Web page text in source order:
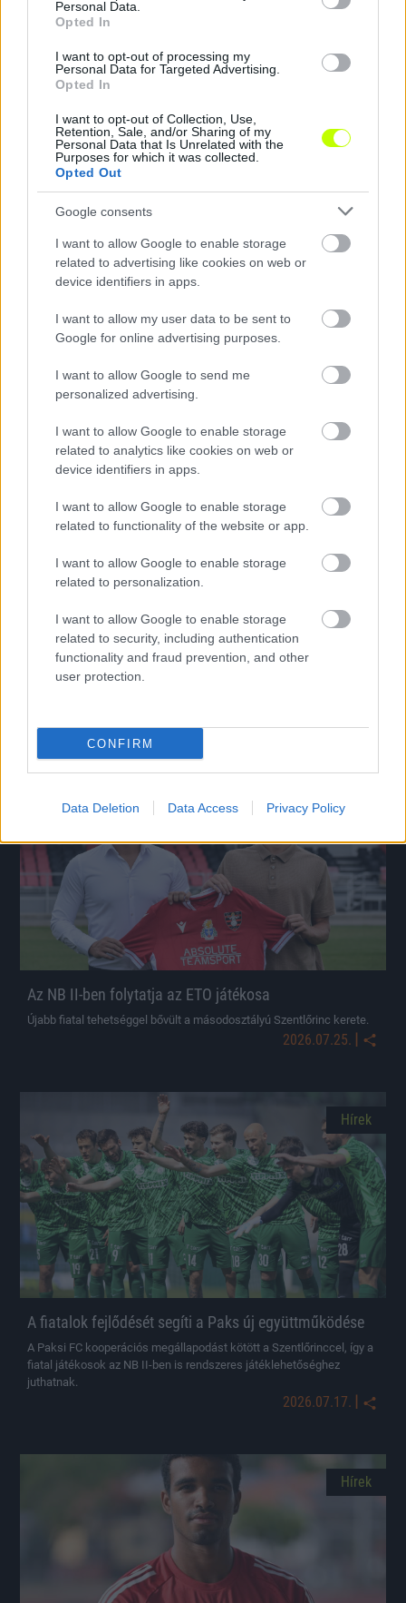
Personal Data.
Opted In
I want to opt-out of processing my
Personal Data for Targeted Advertising.
Opted In
I want to opt-out of Collection, Use,
Retention, Sale, and/or Sharing of my
Personal Data that Is Unrelated with the
Purposes for which it was collected.
Opted Out
Google consents
I want to allow Google to enable storage
related to advertising like cookies on web or
device identifiers in apps.
I want to allow my user data to be sent to
Google for online advertising purposes.
I want to allow Google to send me
personalized advertising.
I want to allow Google to enable storage
related to analytics like cookies on web or
device identifiers in apps.
I want to allow Google to enable storage
related to functionality of the website or app.
I want to allow Google to enable storage
related to personalization.
I want to allow Google to enable storage
related to security, including authentication
functionality and fraud prevention, and other
user protection.
CONFIRM
Data Deletion Data Access Privacy Policy
Hírek
Három meccs máris áldozatul esett az MLSZ rendkívüli
döntésének
Nem rendezik meg szombat este a DVTK–Szentlőrinc, és a
Mezőkövesd-Ajka NB II-es mérkőzést.
Hírek
NB II: A Gyirmót fordított, a Soroksár a hajrában nyert
A Gyirmót FC Győr a korai sokk után fordítani tudott a Csákvár ellen,
míg a Soroksár egy hajrában szerzett fejesgóllal gyűjtötte be a három
Az NB II-ben folytatja az ETO játékosa
Újabb fiatal tehetséggel bővült a másodosztályú Szentlőrinc kerete.
2026.07.25. |
Hírek
A fiatalok fejlődését segíti a Paks új együttműködése
A Paksi FC kooperációs megállapodást kötött a Szentlőrinccel, így a
fiatal játékosok az NB II-ben is rendszeres játéklehetőséghez
juthatnak.
2026.07.17. |
Hírek